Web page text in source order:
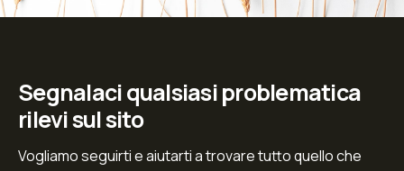
Segnalaci qualsiasi problematica
rilevi sul sito
Vogliamo seguirti e aiutarti a trovare tutto quello che